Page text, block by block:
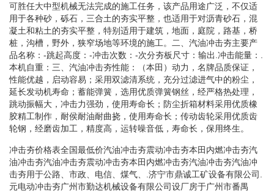
可胜任大中型机械无法完成的施工任务，该产品用途广泛，不仅适
用于各种砂，砾石，三合土的夯实平整，也适用于对沥青砂石，混
凝土和粘土的夯实平整，特别适用于建筑，地面，庭院，路基，桥
桩，沟槽，野外，狭窄场地等环境的施工。二、汽油冲击夯主要产
品名称：-跳起高度：-冲击次数：-次分夯板尺寸：输出.冲击能量：.
本机自重：三、汽油冲击夯性能：（本田）动力，名牌品质保证，
性能优越，启动容易；采用双滤清系统，充分过滤进气中的粉尘，
延长发动机寿命；蓄能弹簧，选用优质弹簧钢丝，经严格热处理，
跳动振幅大，冲击力强劲，使用寿命长；防尘折箱材料采用优质橡
胶精工制作，耐侯耐油耐曲挠，使用寿命长；传动齿轮采用优质齿
轮钢，经磨齿加工，精度高，运转噪音低，寿命长，保用终生。
冲击夯价格表全国最低价汽油冲击夯震动冲击夯本田内燃冲击夯汽
油冲击夯汽油冲击夯震动冲击夯本田内燃冲击夯汽油冲击夯汽油冲
击夯用于公路、市政、电信、煤气、.济宁市鼎诚工矿设备有限公司.
元电动冲击夯广州市勤达机械设备有限公司设厂房于广州市番禺